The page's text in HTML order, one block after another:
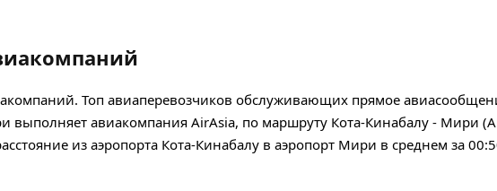
Топ авиаперевозчиков обслуживающих прямое
авиакомпания AirAsia, по маршруту Кота-Кинабалу - Мири
из аэропорта Кота-Кинабалу в аэропорт Мири в среднем за